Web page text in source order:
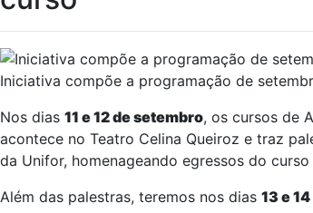
Iniciativa compõe a programação de
Nos dias 11 e 12 de setembro, os cursos de
acontece no Teatro Celina Queiroz e traz
da Unifor, homenageando egressos do
Além das palestras, teremos nos dias 13 e